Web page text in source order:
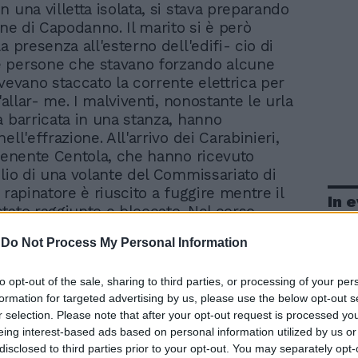
Do Not Process My Personal Information
opt-out of the sale, sharing to third parties, or processing of your
for targeted advertising by us, please use the below opt-out
selection. Please note that after your opt-out request is processed
interest-based ads based on personal information utilized by us
to third parties prior to your opt-out. You may separately
una villetta isolata, si stava preparando
di Capodanno. Il marito si è però
presenza all'esterno dell'edifi- cio di
persone che stavano forzando alcune
staccato la corrente elettrica per
me. I malviventi, nonostante le urla
barricata in una stanza, hanno
All'arrivo dei Carabinieri,
Centola, che hanno ricevuto
di una volante del Commissariato di
rapinatore è riuscito a fuggire mentre il
raggiunto e bloccato. Nel corso
la rottura del setto nasale. I
una probabile terza persona che fungeva
In